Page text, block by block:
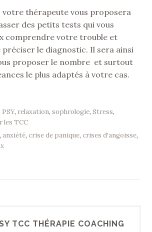
votre thérapeute vous proposera
des petits tests qui vous
comprendre votre trouble et
le diagnostic. Il sera ainsi
proposer le nombre et surtout
le plus adaptés à votre cas.
PSY, relaxation,sophrologie,Stress,
les TCC
,anxiété,crise de panique,crises d'angoisse,
TCC THÉRAPIE COACHING